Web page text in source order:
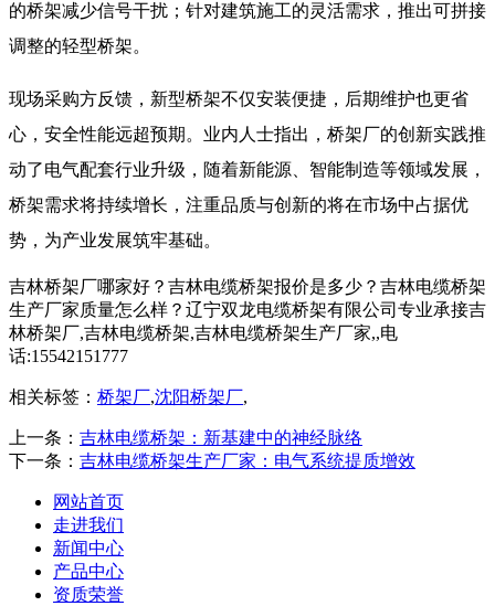
的桥架减少信号干扰；针对建筑施工的灵活需求，推出可拼接
调整的轻型桥架。
现场采购方反馈，新型桥架不仅安装便捷，后期维护也更省
心，安全性能远超预期。业内人士指出，桥架厂的创新实践推
动了电气配套行业升级，随着新能源、智能制造等领域发展，
桥架需求将持续增长，注重品质与创新的将在市场中占据优
势，为产业发展筑牢基础。
吉林桥架厂哪家好？吉林电缆桥架报价是多少？吉林电缆桥架
生产厂家质量怎么样？辽宁双龙电缆桥架有限公司专业承接吉
林桥架厂,吉林电缆桥架,吉林电缆桥架生产厂家,,电
话:15542151777
相关标签： 桥架厂,沈阳桥架厂,
上一条： 吉林电缆桥架：新基建中的神经脉络
下一条： 吉林电缆桥架生产厂家：电气系统提质增效
网站首页
走进我们
新闻中心
产品中心
资质荣誉